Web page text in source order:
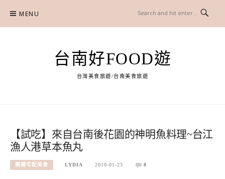
content
MENU
台南好FOOD遊
台灣美食旅遊/台南美食旅遊
【試吃】來自台南後花園的神明魚料理~台江
漁人港草本魚丸
團購宅配美食 LYDIA 2010-01-23 8